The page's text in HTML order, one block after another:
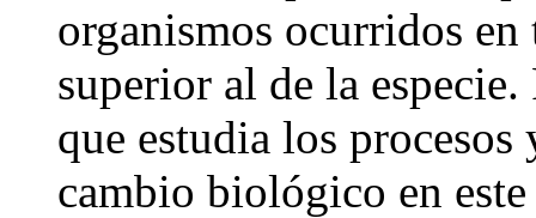
organismos ocurridos
superior al de la
que estudia los
cambio biológico en